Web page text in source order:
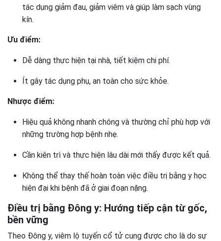
tác dụng giảm đau, giảm viêm và giúp làm sạch vùng
kín.
Ưu điểm:
Dễ dàng thực hiện tại nhà, tiết kiệm chi phí.
Ít gây tác dụng phụ, an toàn cho sức khỏe.
Nhược điểm:
Hiệu quả không nhanh chóng và thường chỉ phù hợp với
những trường hợp bệnh nhẹ.
Cần kiên trì và thực hiện lâu dài mới thấy được kết quả.
Không thể thay thế hoàn toàn việc điều trị bằng y học
hiện đại khi bệnh đã ở giai đoạn nặng.
Điều trị bằng Đông y: Hướng tiếp cận từ gốc,
bền vững
Theo Đông y, viêm lộ tuyến cổ tử cung được cho là do sự